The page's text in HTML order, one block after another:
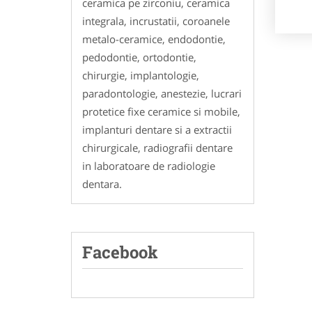
integrala, incrustatii, coroanele
metalo-ceramice, endodontie,
pedodontie, ortodontie,
chirurgie, implantologie,
paradontologie, anestezie, lucrari
protetice fixe ceramice si mobile,
implanturi dentare si a extractii
chirurgicale, radiografii dentare
in laboratoare de radiologie
dentara.
Facebook